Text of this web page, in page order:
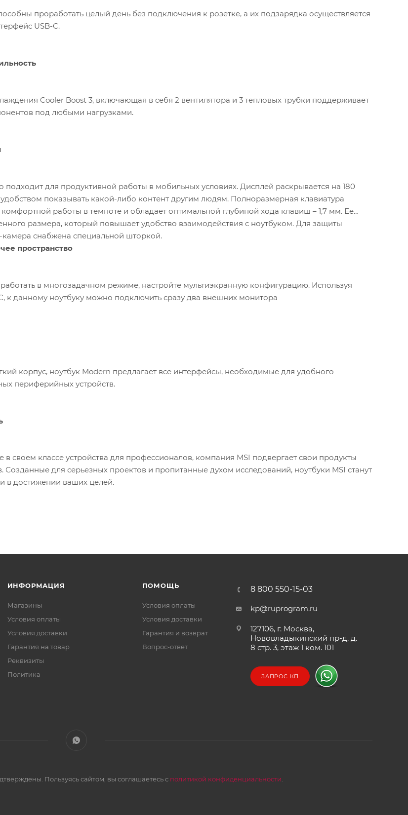
проработать целый день без подключения к розетке, а их подзарядка осуществляется
USB-C.
Cooler Boost 3, включающая в себя 2 вентилятора и 3 тепловых трубки поддерживает
под любыми нагрузками.
подходит для продуктивной работы в мобильных условиях. Дисплей раскрывается на 180
удобством показывать какой-либо контент другим людям. Полноразмерная клавиатура
работы в темноте и обладает оптимальной глубиной хода клавиш – 1,7 мм. Ее
размера, который повышает удобство взаимодействия с ноутбуком. Для защиты
снабжена специальной шторкой.
пространство
в многозадачном режиме, настройте мультиэкранную конфигурацию. Используя
к данному ноутбуку можно подключить сразу два внешних монитора
корпус, ноутбук Modern предлагает все интерфейсы, необходимые для удобного
периферийных устройств.
своем классе устройства для профессионалов, компания MSI подвергает свои продукты
Созданные для серьезных проектов и пропитанные духом исследований, ноутбуки MSI станут
достижении ваших целей.
ИНФОРМАЦИЯ
Магазины
Условия оплаты
Условия доставки
Гарантия на товар
Реквизиты
Политика
ПОМОЩЬ
Условия оплаты
Условия доставки
Гарантия и возврат
Вопрос-ответ
8 800 550-15-03
kp@ruprogram.ru
127106, г. Москва,
Нововладыкинский пр-д, д.
8 стр. 3, этаж 1 ком. 101
ЗАПРОС КП
Пользуясь сайтом, вы соглашаетесь с политикой конфиденциальности.